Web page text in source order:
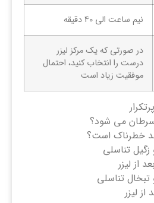
نیم ساعت الی 40 دقیقه
در صورتی که یک مرکز لیزر
درست را انتخاب کنید، احتمال
موفقیت زیاد است
سرطان می شود؟
خطرناک است؟
زگیل تناسلی
از لیزر
تبخال تناسلی
لیزر